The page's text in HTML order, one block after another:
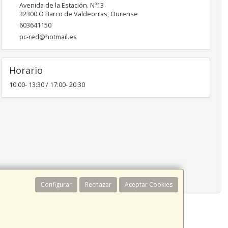
Configurar Rechazar Aceptar Cookies
Avenida de la Estación. Nº13
32300 O Barco de Valdeorras, Ourense
603641150
pc-red@hotmail.es
Horario
10:00- 13:30 / 17:00- 20:30